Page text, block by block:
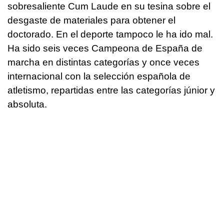
sobresaliente Cum Laude en su tesina sobre el
desgaste de materiales para obtener el
doctorado. En el deporte tampoco le ha ido mal.
Ha sido seis veces Campeona de España de
marcha en distintas categorías y once veces
internacional con la selección española de
atletismo, repartidas entre las categorías júnior y
absoluta.